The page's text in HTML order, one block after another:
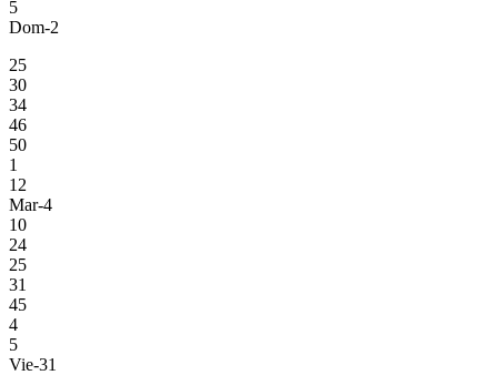
5
Dom-2
25
30
34
46
50
1
12
Mar-4
10
24
25
31
45
4
5
Vie-31